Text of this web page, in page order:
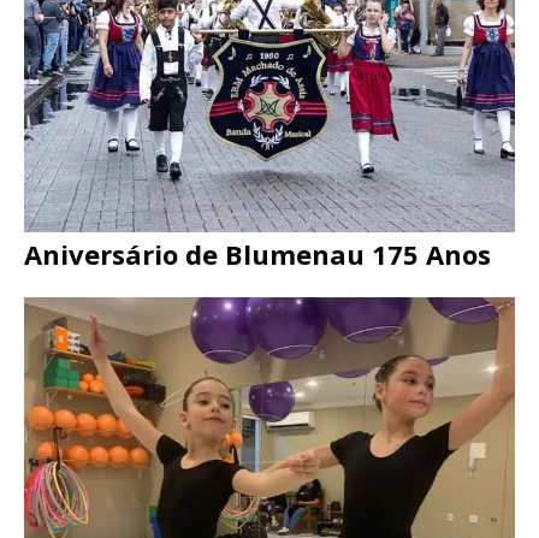
Aniversário de Blumenau 175 Anos